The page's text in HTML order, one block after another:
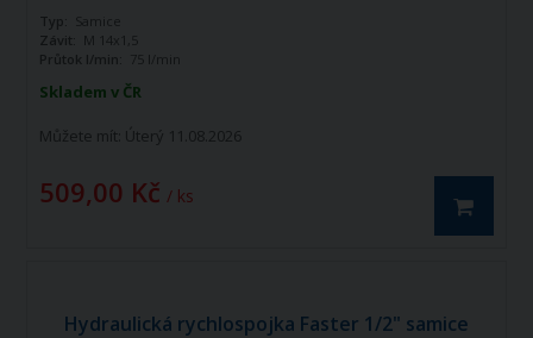
Skladem v ČR
Můžete mít: Úterý 11.08.2026
509,00 Kč / ks
Typ:
Samice
Závit: M 14x1,5
Průtok l/min:
75 l/min
Hydraulická rychlospojka Faster 1/2" samice